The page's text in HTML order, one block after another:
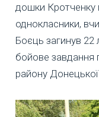
дошки Кротченку
однокласники,
Боєць загинув
бойове завдання
району Донецької